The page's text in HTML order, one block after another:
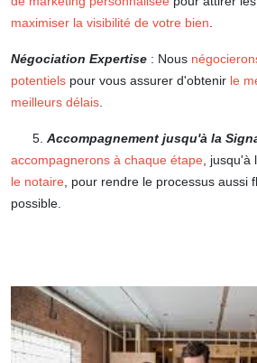
maximiser la visibilité de votre bien
Négociation Expertise : Nous
potentiels pour vous assurer d'obtenir le
meilleurs délais
5. Accompagnement jusqu'à la
accompagnerons à chaque étape , jusqu'à
le notaire , pour rendre le processus aussi
possible.